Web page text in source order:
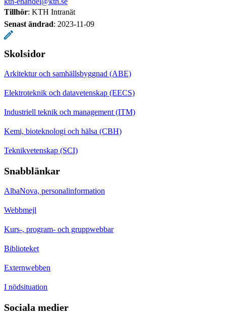
Tillhör: KTH Intranät
Senast ändrad: 2023-11-09
Skolsidor
Arkitektur och samhällsbyggnad (ABE)
Elektroteknik och datavetenskap (EECS)
Industriell teknik och management (ITM)
Kemi, bioteknologi och hälsa (CBH)
Teknikvetenskap (SCI)
Snabblänkar
AlbaNova, personalinformation
Webbmejl
Kurs-, program- och gruppwebbar
Biblioteket
Externwebben
I nödsituation
Sociala medier